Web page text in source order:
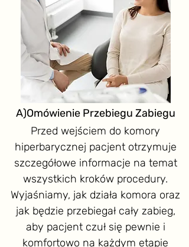
A)Omówienie Przebiegu Zabiegu
Przed wejściem do komory
hiperbarycznej pacjent otrzymuje
szczegółowe informacje na temat
wszystkich kroków procedury.
Wyjaśniamy, jak działa komora oraz
jak będzie przebiegał cały zabieg,
aby pacjent czuł się pewnie i
komfortowo na każdym etapie